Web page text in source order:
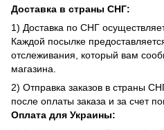
Доставка в страны СНГ:
1) Доставка по СНГ
Каждой посылке
отслеживания, который вам
магазина.
2) Отправка заказов в страны
после оплаты заказа и за счет
Оплата для Украины: